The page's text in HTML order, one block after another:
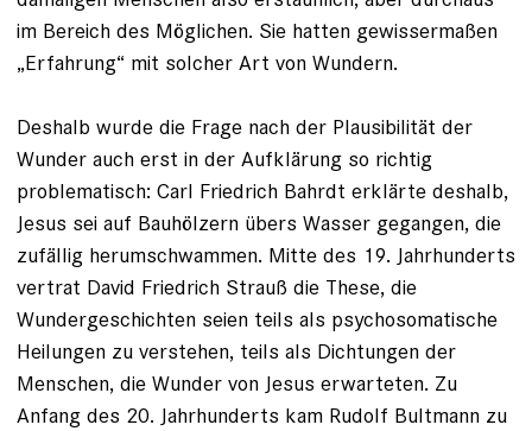
im Bereich des Möglichen. Sie hatten gewissermaßen
„Erfahrung“ mit solcher Art von Wundern.
Deshalb wurde die Frage nach der Plau­sibilität der
Wunder auch erst in der Aufklärung so richtig
problematisch: Carl Friedrich Bahrdt erklärte deshalb,
Jesus sei auf Bauhölzern übers Wasser gegangen, die
zufällig herumschwammen. Mitte des 19. Jahrhunderts
vertrat David Friedrich Strauß die These, die
Wundergeschichten seien teils als psychosomatische
Heilungen zu verstehen, teils als Dichtungen der
Menschen, die Wunder von Jesus erwarteten. Zu
Anfang des 20. Jahrhunderts kam Rudolf Bultmann zu